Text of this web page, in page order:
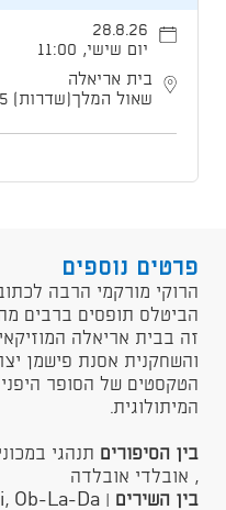
28.8.26
יום שישי, 11:00
בית אריאלה
שאול המלך[שדרות] 25
פרטים נוספים
הרוקי מורקמי הרבה
הביטלס תופסים ברבים
זה בבית אריאלה
והשחקנית אסנת פישמן
הטקסטים של הסופר
המיתולוגית.
בין הסיפורים תנהגי
, אובלדי אובלדה
בין השירים
Ob-La-Da |